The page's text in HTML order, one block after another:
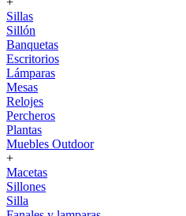
Sillas
Sillón
Banquetas
Escritorios
Lámparas
Mesas
Relojes
Percheros
Plantas
Muebles Outdoor
+
Macetas
Sillones
Silla